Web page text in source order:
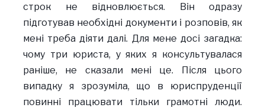
строк не відновлюється. Він одразу
підготував необхідні документи і розповів, як
мені треба діяти далі. Для мене досі загадка:
чому три юриста, у яких я консультувалася
раніше, не сказали мені це. Після цього
випадку я зрозуміла, що в юриспруденції
повинні працювати тільки грамотні люди.